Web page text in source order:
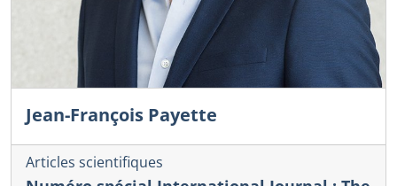
Jean-François Payette
Articles scientifiques